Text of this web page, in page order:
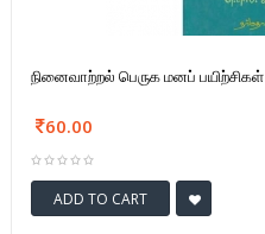
நினைவாற்றல் பெருக மனப் பயிற்சிகள்
60.00
ADD TO CART